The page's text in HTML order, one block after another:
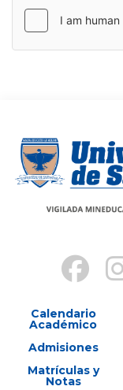
Calendario
Académico
Admisiones
Matrículas y
Notas